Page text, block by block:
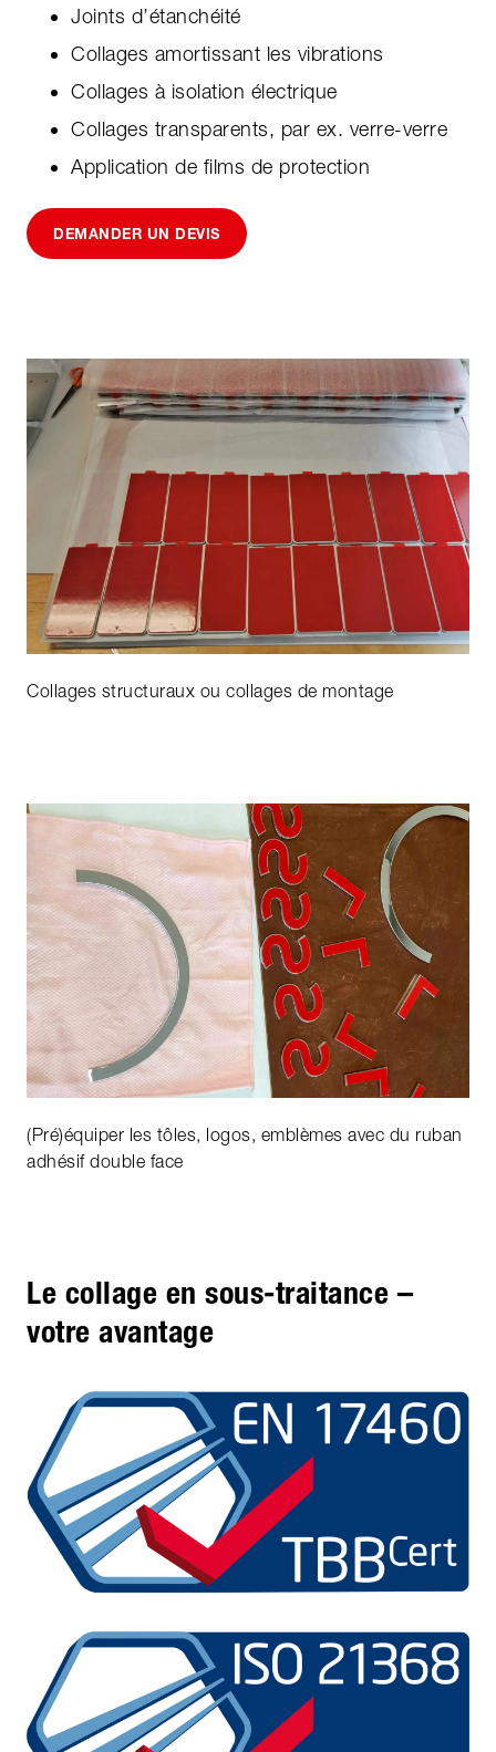
Joints d’étanchéité
Collages amortissant les vibrations
Collages à isolation électrique
Collages transparents, par ex. verre-verre
Application de films de protection
DEMANDER UN DEVIS
Collages structuraux ou collages de montage
(Pré)équiper les tôles, logos, emblèmes avec du ruban
adhésif double face
Le collage en sous-traitance –
votre avantage